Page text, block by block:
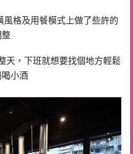
風格及用餐模式上做了些許的
整
天，下班就想要找個地方輕鬆
小酒